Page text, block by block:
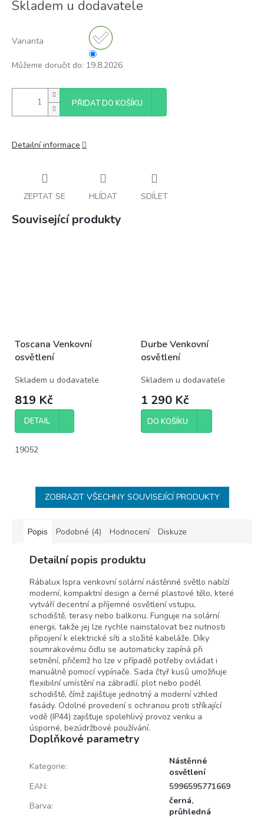
cena:
Skladem u dodavatele
Varianta
Můžeme doručit do: 19.8.2026
PŘIDAT DO KOŠÍKU
Detailní informace
ZEPTAT SE HLÍDAT SDÍLET
Související produkty
Toscana Venkovní
osvětlení
Skladem u dodavatele
819 Kč
DETAIL
19052
Durbe Venkovní
osvětlení
Skladem u dodavatele
1 290 Kč
DO KOŠÍKU
ZOBRAZIT VŠECHNY SOUVISEJÍCÍ PRODUKTY
Popis Podobné (4) Hodnocení Diskuze
Detailní popis produktu
Rábalux Ispra venkovní solární nástěnné světlo nabízí
moderní, kompaktní design a černé plastové tělo, které
vytváří decentní a příjemné osvětlení vstupu,
schodiště, terasy nebo balkonu. Funguje na solární
energii, takže jej lze rychle nainstalovat bez nutnosti
připojení k elektrické síti a složité kabeláže. Díky
soumrakovému čidlu se automaticky zapíná při
setmění, přičemž ho lze v případě potřeby ovládat i
manuálně pomocí vypínače. Sada čtyř kusů umožňuje
flexibilní umístění na zábradlí, plot nebo podél
schodiště, čímž zajišťuje jednotný a moderní vzhled
fasády. Odolné provedení s ochranou proti stříkající
vodě (IP44) zajišťuje spolehlivý provoz venku a
úsporné, bezúdržbové používání.
Doplňkové parametry
Kategorie:
Nástěnné
osvětlení
EAN:
5996595771669
Barva: černá,
průhledná